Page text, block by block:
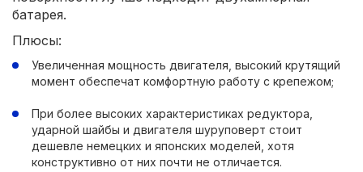
батарея.
Плюсы:
Увеличенная мощность двигателя, высокий крутящий
момент обеспечат комфортную работу с крепежом;
При более высоких характеристиках редуктора,
ударной шайбы и двигателя шуруповерт стоит
дешевле немецких и японских моделей, хотя
конструктивно от них почти не отличается.